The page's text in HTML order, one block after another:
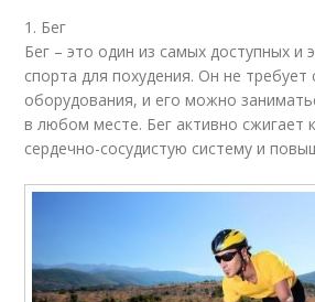
1. Бег
Бег – это один из самых доступных и
спорта для похудения. Он не требует
оборудования, и его можно
в любом месте. Бег активно сжигает
сердечно-сосудистую систему и